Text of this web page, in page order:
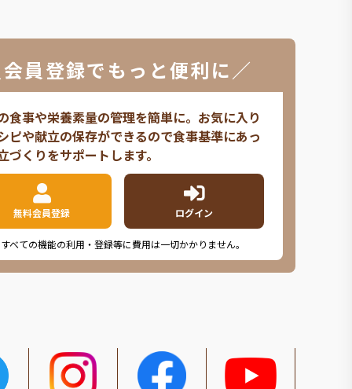
員登録でもっと便利に／
食事や栄養素量の管理を簡単に。お気に入り
ピや献立の保存ができるので食事基準にあっ
づくりをサポートします。
無料会員登録 ログイン
べての機能の利用・登録等に費用は一切かかりません。